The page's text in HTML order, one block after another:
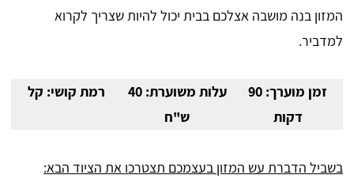
המזון בנה מושבה אצלכם בבית יכול להיות שצריך לקרוא
למדביר.
זמן מוערך: 90
דקות
עלות משוערת: 40
ש"ח
רמת קושי: קל
בשביל הדברת עש המזון בעצמכם תצטרכו את הציוד הבא: